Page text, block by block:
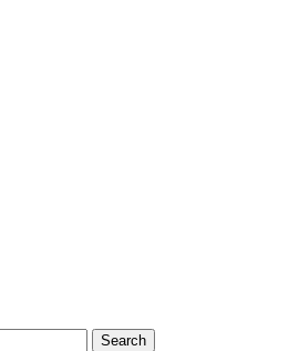
Search